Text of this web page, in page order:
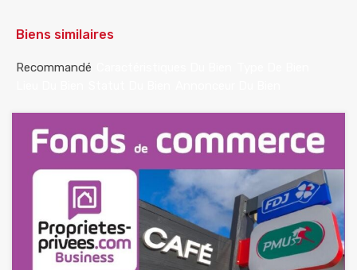
Biens similaires
Recommandé